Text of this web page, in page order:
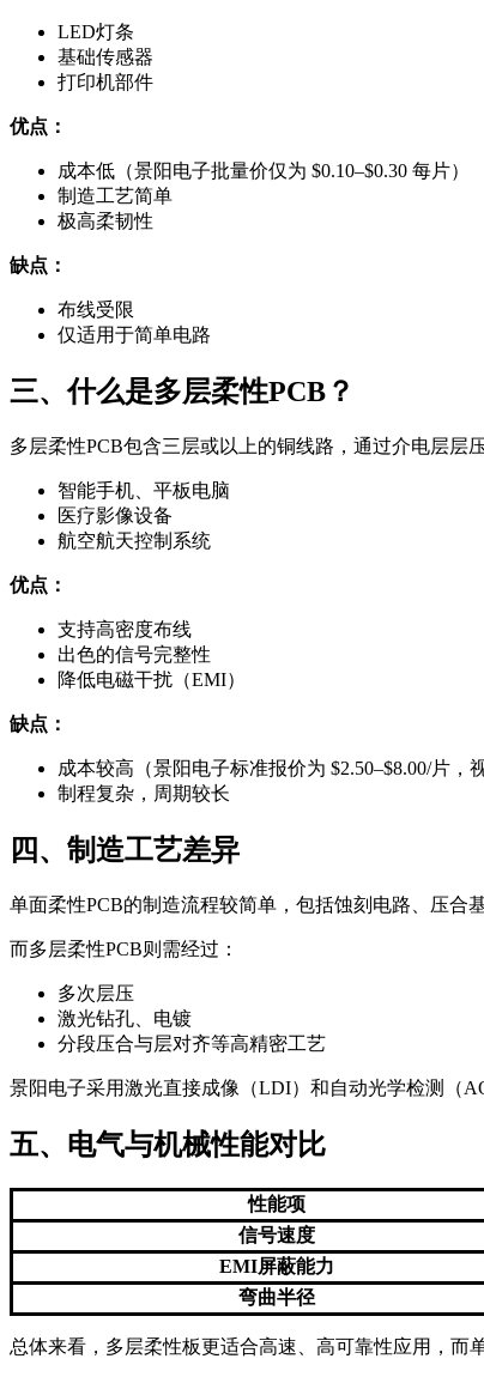
LED灯条
基础传感器
打印机部件
优点：
成本低（景阳电子批量价仅为 $0.10–$0.30 每片）
制造工艺简单
极高柔韧性
缺点：
布线受限
仅适用于简单电路
三、什么是多层柔性PCB？
多层柔性PCB包含三层或以上的铜线路，通过介电层层
智能手机、平板电脑
医疗影像设备
航空航天控制系统
优点：
支持高密度布线
出色的信号完整性
降低电磁干扰（EMI）
缺点：
成本较高（景阳电子标准报价为 $2.50–$8.00/片，
制程复杂，周期较长
四、制造工艺差异
单面柔性PCB的制造流程较简单，包括蚀刻电路、压合
而多层柔性PCB则需经过：
多次层压
激光钻孔、电镀
分段压合与层对齐等高精密工艺
景阳电子采用激光直接成像（LDI）和自动光学检测（
五、电气与机械性能对比
性能项
信号速度
EMI屏蔽能力
弯曲半径
总体来看，多层柔性板更适合高速、高可靠性应用，而